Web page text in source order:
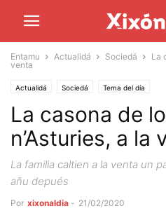
Entamu Actualidá Sociedá
La
venta
Actualidá Sociedá Tema del día
La casona de
n’Asturies, a la
La familia caltien a la venta un
añu depués
Por xixonaldia - 21/02/2020